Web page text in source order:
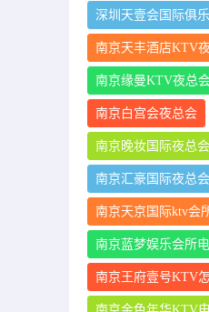
深圳天壹会国际俱
南京天丰酒店KTV
南京缘曼KTV夜总
南京白宫会夜总会
南京晚妆国际夜总会
南京汇豪国际夜总会
南京天京国际ktv会
南京蓝梦娱乐会所
南京王府壹号KTV